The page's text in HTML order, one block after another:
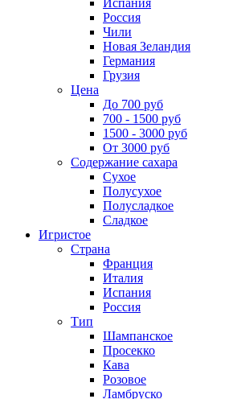
Россия
Чили
Новая Зеландия
Германия
Грузия
Цена
До 700 руб
700 - 1500 руб
1500 - 3000 руб
От 3000 руб
Содержание сахара
Сухое
Полусухое
Полусладкое
Сладкое
Игристое
Страна
Франция
Италия
Испания
Россия
Тип
Шампанское
Просекко
Кава
Розовое
Ламбруско